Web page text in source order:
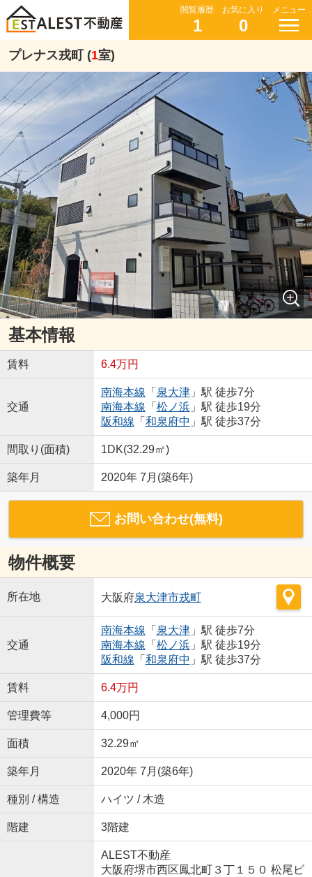
閲覧履歴
1
お気に入り
0
メニュー
プレナス戎町 (1室)
基本情報
賃料 6.4万円
交通
南海本線 「 泉大津」駅 徒歩7分
南海本線 「 松ノ浜」駅 徒歩19分
阪和線 「 和泉府中 」駅 徒歩37分
間取り(面積) 1DK(32.29㎡)
築年月 2020年 7月(築6年)
お問い合わせ(無料)
物件概要
所在地 大阪府泉大津市戎町
交通
南海本線 「 泉大津」駅 徒歩7分
南海本線 「 松ノ浜」駅 徒歩19分
阪和線 「 和泉府中 」駅 徒歩37分
賃料 6.4万円
管理費等 4,000円
面積 32.29㎡
築年月 2020年 7月(築6年)
種別 / 構造 ハイツ / 木造
階建 3階建
ALEST不動産
大阪府堺市西区鳳北町３丁１５０ 松尾ビ